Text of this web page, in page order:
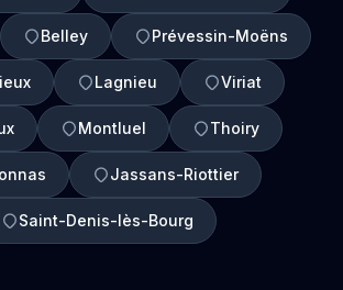
Belley Prévessin-Moëns
Lagnieu Viriat
Montluel Thoiry
Jassans-Riottier
Saint-Denis-lès-Bourg